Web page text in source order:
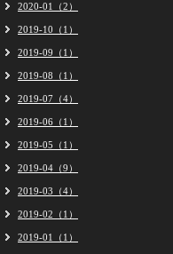
2020-01（2）
2019-10（1）
2019-09（1）
2019-08（1）
2019-07（4）
2019-06（1）
2019-05（1）
2019-04（9）
2019-03（4）
2019-02（1）
2019-01（1）